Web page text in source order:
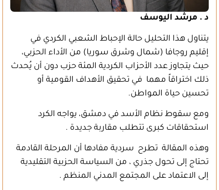
د . مرشد اليوسف
يتناول هذا التحليل حالة الإحباط الشعبي الكردي في
إقليم روجافا (شمال وشرق سوريا) من الأداء الحزبي،
حيث يتجاوز عدد الأحزاب الكردية المئة حزب دون أن يُحدث
ذلك اختراقاً مهما في تحقيق الأهداف القومية أو
تحسين حياة المواطن.
ومع سقوط نظام الأسد في دمشق، يواجه الكرد
استحقاقات كبرى تتطلب مقاربة جديدة .
وهذه المقالة تطرح سردية مفادها أن المرحلة القادمة
تحتاج إلى تحول جذري ، من السياسة الحزبية التقليدية
إلى الاعتماد على المجتمع المدني المنظم .